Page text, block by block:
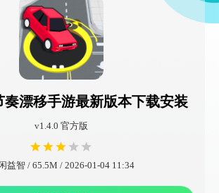
奏漂移手游最新版本下载安装
v1.4.0 官方版
益智 / 65.5M / 2026-01-04 11:34